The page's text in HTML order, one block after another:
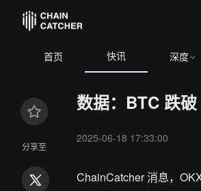
首页 快讯 深度
分享至
数据：BTC 跌
2025-06-18 17:33:00
ChainCatcher 消息，